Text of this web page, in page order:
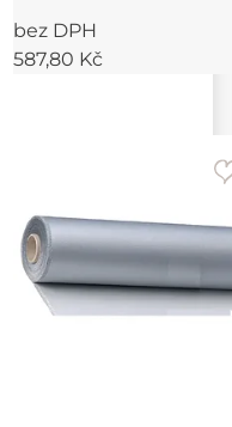
bez DPH
587,80 Kč